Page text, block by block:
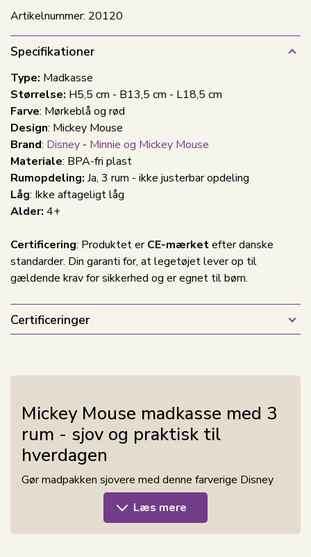
Artikelnummer: 20120
Specifikationer
Type: Madkasse
Størrelse: H5,5 cm - B13,5 cm - L18,5 cm
Farve: Mørkeblå og rød
Design: Mickey Mouse
Brand: Disney - Minnie og Mickey Mouse
Materiale: BPA-fri plast
Rumopdeling: Ja, 3 rum - ikke justerbar opdeling
Låg: Ikke aftageligt låg
Alder: 4+
Certificering: Produktet erCE-mærketefter danske
standarder. Din garanti for, at legetøjet lever op til
gældende krav for sikkerhed og er egnet til børn.
Certificeringer
Mickey Mouse madkasse med 3
rum - sjov og praktisk til
hverdagen
Gør madpakken sjovere med denne farverige Disney
madkasse, der er perfekt til børn. Madkassen er
designet med Mickey Mouse, hvilket gør
Læs mere